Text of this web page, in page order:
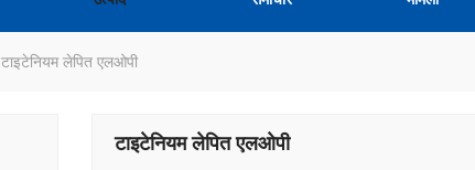
टाइटेनियम लेपित एलओपी
टाइटेनियम लेपित एलओपी